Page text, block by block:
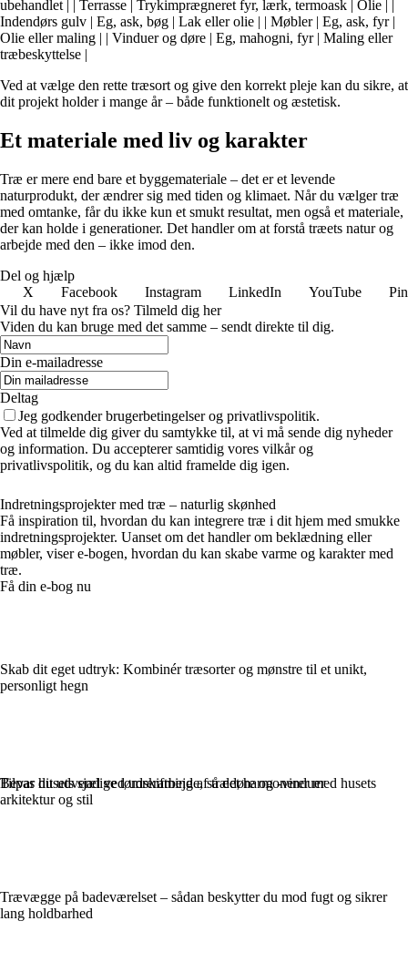
ubehandlet | | Terrasse | Trykimprægneret fyr, lærk, termoask | Olie | |
Indendørs gulv | Eg, ask, bøg | Lak eller olie | | Møbler | Eg, ask, fyr |
Olie eller maling | | Vinduer og døre | Eg, mahogni, fyr | Maling eller
træbeskyttelse |
Ved at vælge den rette træsort og give den korrekt pleje kan du sikre, at
dit projekt holder i mange år – både funktionelt og æstetisk.
Et materiale med liv og karakter
Træ er mere end bare et byggemateriale – det er et levende
naturprodukt, der ændrer sig med tiden og klimaet. Når du vælger træ
med omtanke, får du ikke kun et smukt resultat, men også et materiale,
der kan holde i generationer. Det handler om at forstå træets natur og
arbejde med den – ikke imod den.
Del og hjælp
X
Facebook Instagram LinkedIn YouTube
Vil du have nyt fra os? Tilmeld dig her
Viden du kan bruge med det samme – sendt direkte til dig.
Din e-mailadresse
Deltag
Jeg godkender brugerbetingelser og privatlivspolitik.
Ved at tilmelde dig giver du samtykke til, at vi må sende dig nyheder
og information. Du accepterer samtidig vores vilkår og
privatlivspolitik, og du kan altid framelde dig igen.
Indretningsprojekter med træ – naturlig skønhed
Få inspiration til, hvordan du kan integrere træ i dit hjem med smukke
indretningsprojekter. Uanset om det handler om beklædning eller
møbler, viser e-bogen, hvordan du kan skabe varme og karakter med
træ.
Få din e-bog nu
Skab dit eget udtryk: Kombinér træsorter og mønstre til et unikt,
personligt hegn
Bevar husets sjæl ved udskiftning af trædøre og -vinduer
Trævægge på badeværelset – sådan beskytter du mod fugt og sikrer
lang holdbarhed
Tilpas dit udvendige tømrerarbejde, så det harmonerer med husets
arkitektur og stil